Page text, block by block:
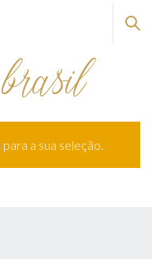
a sua seleção.